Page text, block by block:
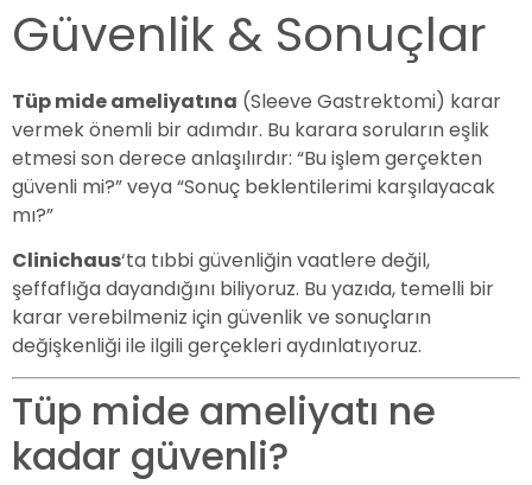
Güvenlik & Sonuçlar
Tüp mide ameliyatına (Sleeve Gastrektomi) karar
vermek önemli bir adımdır. Bu karara soruların eşlik
etmesi son derece anlaşılırdır: “Bu işlem gerçekten
güvenli mi?” veya “Sonuç beklentilerimi karşılayacak
mı?”
Clinichaus‘ta tıbbi güvenliğin vaatlere değil,
şeffaflığa dayandığını biliyoruz. Bu yazıda, temelli bir
karar verebilmeniz için güvenlik ve sonuçların
değişkenliği ile ilgili gerçekleri aydınlatıyoruz.
Tüp mide ameliyatı ne
kadar güvenli?